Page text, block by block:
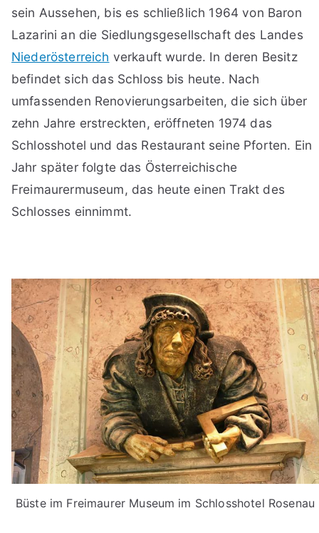
sein Aussehen, bis es schließlich 1964 von Baron
Lazarini an die Siedlungsgesellschaft des Landes
Niederösterreich verkauft wurde. In deren Besitz
befindet sich das Schloss bis heute. Nach
umfassenden Renovierungsarbeiten, die sich über
zehn Jahre erstreckten, eröffneten 1974 das
Schlosshotel und das Restaurant seine Pforten. Ein
Jahr später folgte das Österreichische
Freimaurermuseum, das heute einen Trakt des
Schlosses einnimmt.
Büste im Freimaurer Museum im Schlosshotel Rosenau